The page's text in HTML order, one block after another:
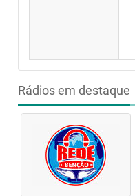
Rádios em destaque